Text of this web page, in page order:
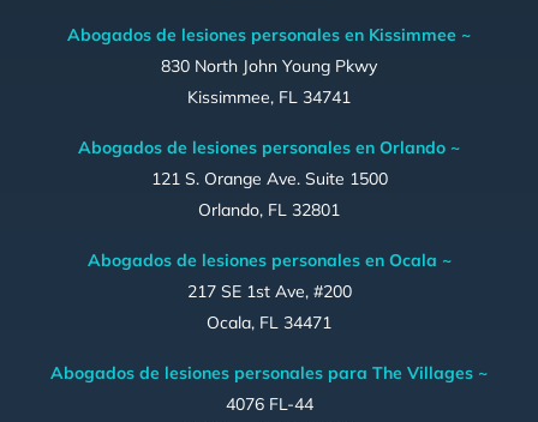
Abogados de lesiones personales en Kissimmee ~
830 North John Young Pkwy
Kissimmee, FL 34741
Abogados de lesiones personales en Orlando ~
121 S. Orange Ave. Suite 1500
Orlando, FL 32801
Abogados de lesiones personales en Ocala ~
217 SE 1st Ave, #200
Ocala, FL 34471
Abogados de lesiones personales para The Villages ~
4076 FL-44